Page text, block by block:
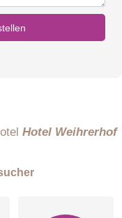
Hotel Weihrerhof